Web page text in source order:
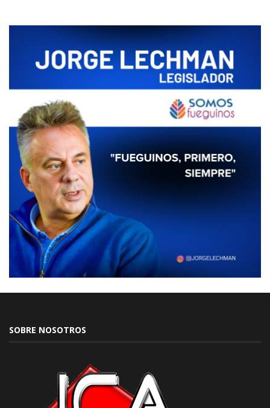
SOBRE NOSOTROS